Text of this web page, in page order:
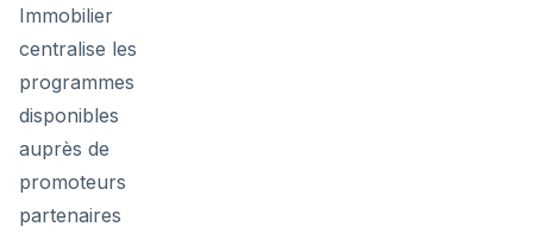
Immobilier
centralise les
programmes
disponibles
auprès de
promoteurs
partenaires